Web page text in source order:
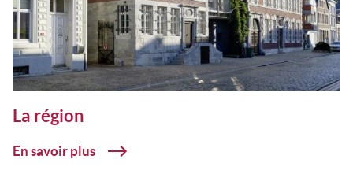
La région
En savoir plus